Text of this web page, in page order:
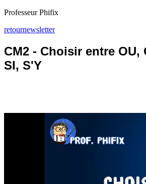
Professeur Phifix
retournewsletter
CM2 - Choisir entre OU,
SI, S'Y